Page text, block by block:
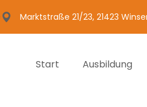
Marktstraße 21/23, 21423
Start Ausbildung